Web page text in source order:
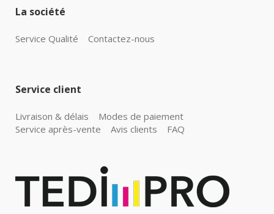
La société
Service Qualité Contactez-nous
Service client
Livraison & délais
Modes de paiement
Service après-vente
Avis clients FAQ